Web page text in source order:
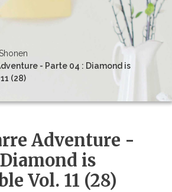
- Parte 04 : Diamond is
(28)
Adventure -
is
Vol. 11 (28)